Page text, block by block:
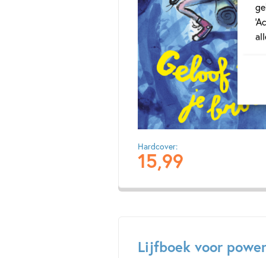
Hardcover:
15,99
Lijfboek voor